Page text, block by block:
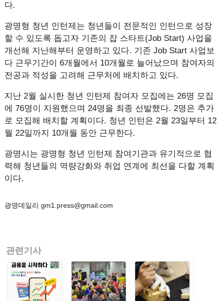
다.
광명형 청년 인턴제는 청년들이 전문적인 인턴으로 성장
할 수 있도록 돕고자 기존의 잡 스타트(Job Start) 사업을
개선해 지난해부터 운영하고 있다. 기존 Job Start 사업보
다 근무기간이 6개월에서 10개월로 늘어났으며 참여자의
전공과 적성을 고려해 근무처에 배치하고 있다.
지난 2월 실시한 청년 인턴제 참여자 모집에는 26명 모집
에 76명이 지원했으며 24명을 최종 선발했다. 2명은 추가
로 모집해 배치할 계획이다. 청년 인턴은 2월 23일부터 12
월 22일까지 10개월 동안 근무한다.
광명시는 광명형 청년 인턴제 참여기관과 유기적으로 협
력해 청년들의 역량강화와 취업 연계에 최선을 다할 계획
이다.
광명데일리 gm1.press@gmail.com
관련기사